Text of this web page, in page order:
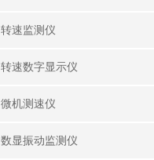
转速监测仪
转速数字显示仪
微机测速仪
数显振动监测仪